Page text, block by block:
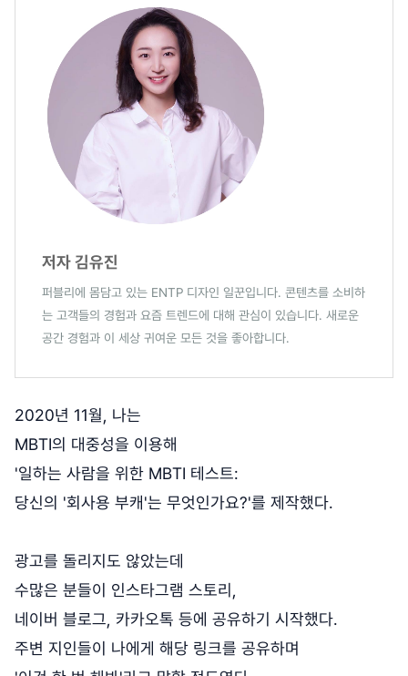
저자 김유진
퍼블리에 몸담고 있는 ENTP 디자인 일꾼입니다. 콘텐츠를 소비하
는 고객들의 경험과 요즘 트렌드에 대해 관심이 있습니다. 새로운
공간 경험과 이 세상 귀여운 모든 것을 좋아합니다.
2020년 11월, 나는
MBTI의 대중성을 이용해
'일하는 사람을 위한 MBTI 테스트:
당신의 '회사용 부캐'는 무엇인가요?'를 제작했다.
광고를 돌리지도 않았는데
수많은 분들이 인스타그램 스토리,
네이버 블로그, 카카오톡 등에 공유하기 시작했다.
주변 지인들이 나에게 해당 링크를 공유하며